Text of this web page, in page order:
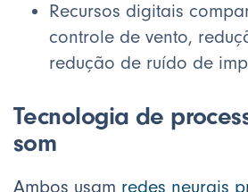
Recursos digitais
controle de vento,
redução de ruído de
Tecnologia de
som
Ambos usam redes neurais